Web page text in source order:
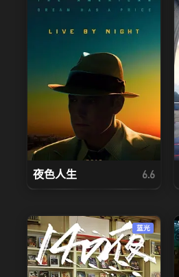
夜色人生 6.6
蓝光